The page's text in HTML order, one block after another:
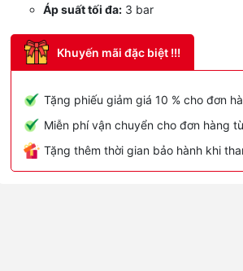
Áp suất tối đa: 3 bar
Khuyến mãi đặc biệt !!!
Tặng phiếu giảm giá 10 % cho đơn
Miễn phí vận chuyển cho đơn hàng
Tặng thêm thời gian bảo hành khi